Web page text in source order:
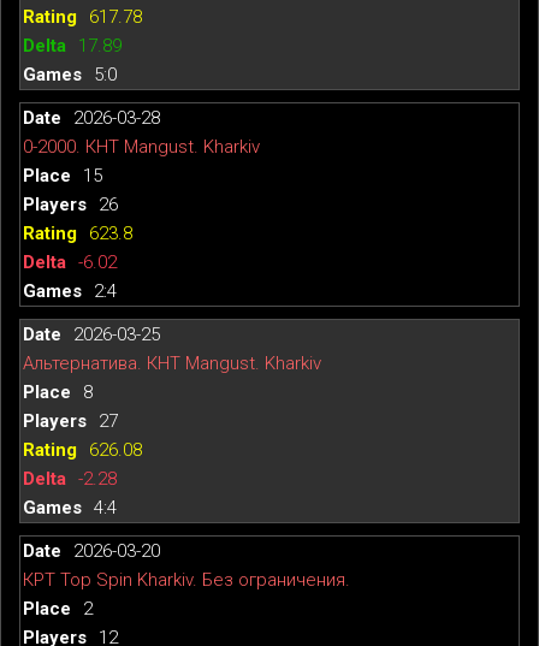
617.78
17.89
5:0
2026-03-28
0-2000. КНТ Mangust. Kharkiv
15
26
623.8
-6.02
2:4
2026-03-25
Альтернатива. КНТ Mangust. Kharkiv
8
27
626.08
-2.28
4:4
2026-03-20
КРТ Top Spin Kharkiv. Без ограничения.
2
12